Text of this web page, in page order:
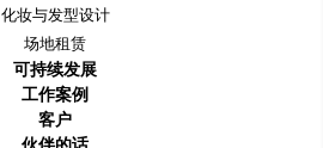
化妆与发型设计
场地租赁
可持续发展
工作案例
客户